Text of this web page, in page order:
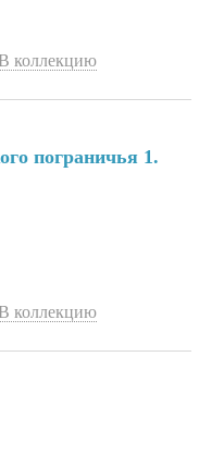
коллекцию
пограничья 1.
коллекцию